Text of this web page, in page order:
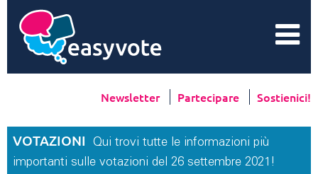
Newsletter Partecipare Sostienici!
VOTAZIONI
Qui trovi tutte le informazioni più
importanti sulle votazioni del 26 settembre 2021!